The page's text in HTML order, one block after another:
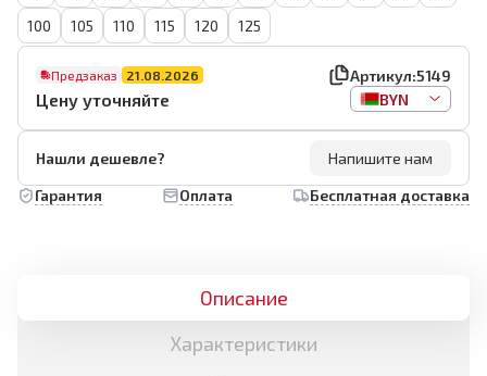
100
105 110 115 120 125
Предзаказ 21.08.2026 Артикул:5149
Цену уточняйте BYN
Нашли дешевле?
Напишите нам
Гарантия
Оплата Бесплатная доставка
Описание
Характеристики